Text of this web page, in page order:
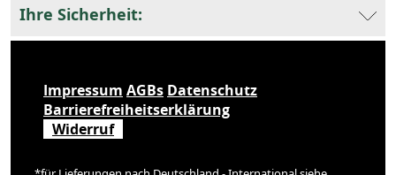
Ihre Sicherheit:
Impressum AGBs Datenschutz
Barrierefreiheitserklärung
Widerruf